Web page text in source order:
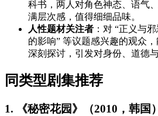
科书，两人对角色神态、语气
满层次感，值得细细品味。
人性题材关注者 ：对 “正义与
的影响” 等议题感兴趣的观众
深刻探讨，引发对身份、道德
同类型剧集推荐
1. 《秘密花园》（2010，韩国）